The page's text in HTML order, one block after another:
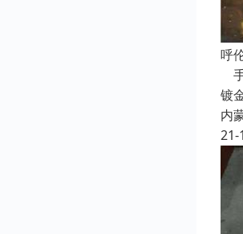
呼
镀
内
21-